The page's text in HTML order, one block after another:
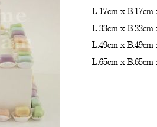
L.17cm x B.17cm
L.33cm x B.33cm
L.49cm x B.49cm
L.65cm x B.65cm